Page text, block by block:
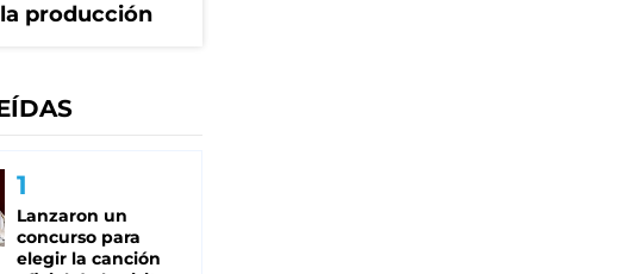
producción
Lanzaron un
concurso para
elegir la canción